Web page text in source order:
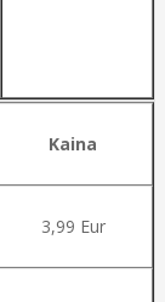
Kaina
3,99 Eur